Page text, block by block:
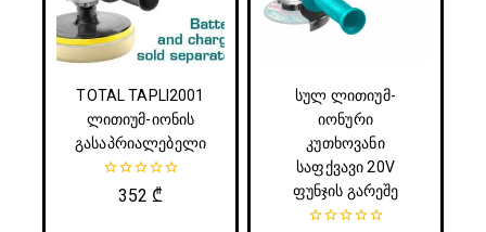
TOTAL TAPLI2001
ლითიუმ-იონის
გასაპრიალებელი
352₾
სულ ლითიუმ-
იონური
კუთხოვანი
საფქვავი 20V
ფუნჯის გარეშე